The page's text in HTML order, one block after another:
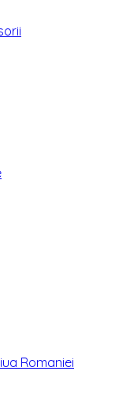
Romaniei